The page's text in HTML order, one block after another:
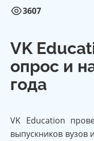
3607
VK
опрос и
года
VK Education
выпускников вузов